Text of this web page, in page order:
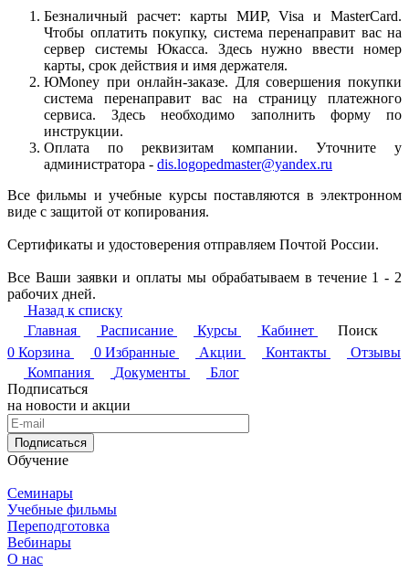
Безналичный расчет: карты МИР, Visa и MasterCard.
Чтобы оплатить покупку, система перенаправит вас на
сервер системы Юкасса. Здесь нужно ввести номер
карты, срок действия и имя держателя.
ЮMoney при онлайн-заказе. Для совершения покупки
система перенаправит вас на страницу платежного
сервиса. Здесь необходимо заполнить форму по
инструкции.
Оплата по реквизитам компании. Уточните у
администратора - dis.logopedmaster@yandex.ru
Все фильмы и учебные курсы поставляются в электронном
виде с защитой от копирования.
Сертификаты и удостоверения отправляем Почтой России.
Все Ваши заявки и оплаты мы обрабатываем в течение 1 - 2
рабочих дней.
Назад к списку
Главная
Расписание Курсы Кабинет
Поиск
0 Корзина 0 Избранные Акции Контакты
Отзывы
Компания
Документы
Блог
Подписаться
на новости и акции
Подписаться
Обучение
Семинары
Учебные фильмы
Переподготовка
Вебинары
О нас